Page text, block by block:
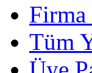
Tüm